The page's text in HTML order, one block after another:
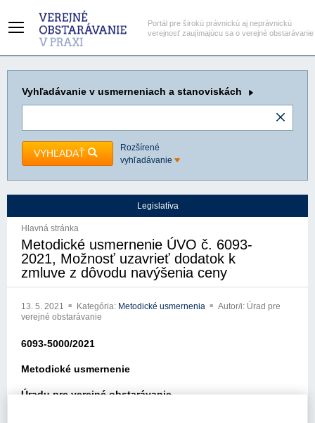
Portál pre širokú právnickú aj neprávnickú
verejnosť zaujímajúcu sa o verejné obstarávanie
Vyhľadávanie v usmerneniach a stanoviskách
VYHĽADAŤ
Rozšírené
vyhľadávanie
Legislatíva
Hlavná stránka
Metodické usmernenie ÚVO č. 6093-
2021, Možnosť uzavrieť dodatok k
zmluve z dôvodu navýšenia ceny
13. 5. 2021 Kategória: Metodické usmernenia
Autor/i: Úrad pre
verejné obstarávanie
6093-5000/2021
Metodické usmernenie
Úradu pre verejné obstarávanie